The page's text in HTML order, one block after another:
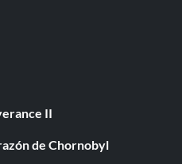
II
de Chornobyl